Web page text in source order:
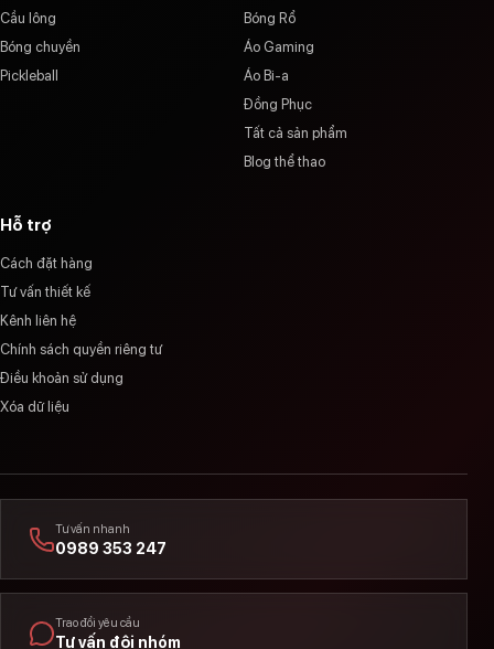
Cầu lông
Bóng chuyền
Pickleball
Bóng Rổ
Áo Gaming
Áo Bi-a
Đồng Phục
Tất cả sản phẩm
Blog thể thao
Hỗ trợ
Cách đặt hàng
Tư vấn thiết kế
Kênh liên hệ
Chính sách quyền riêng tư
Điều khoản sử dụng
Xóa dữ liệu
Tư vấn nhanh
0989 353 247
Trao đổi yêu cầu
Tư vấn đội nhóm